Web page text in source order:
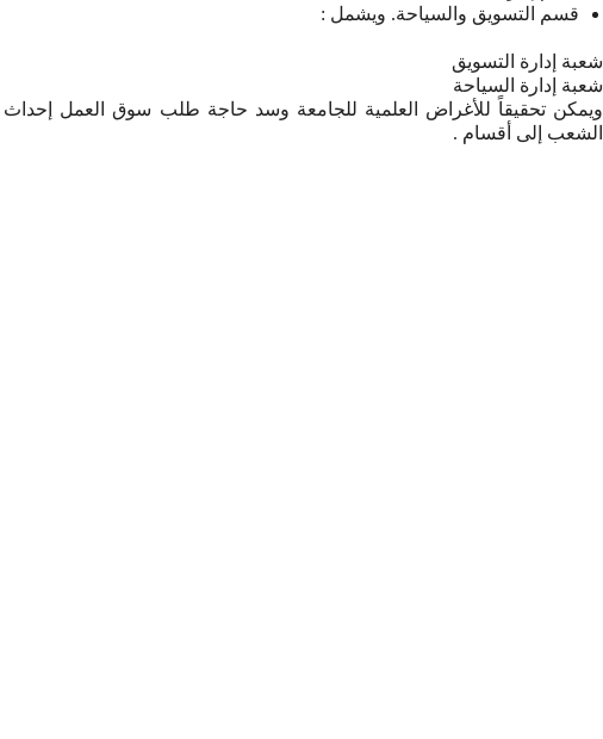
قسم التسويق والسياحة. ويشمل :
شعبة إدارة التسويق
شعبة إدارة السياحة
ويمكن تحقيقاً للأغراض العلمية للجامعة وسد حاجة طلب سوق العمل
الشعب إلى أقسام .